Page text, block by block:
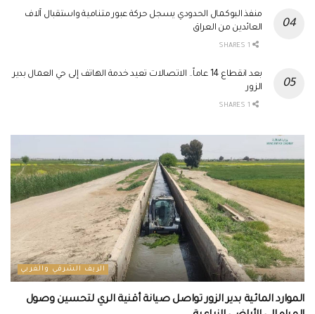
منفذ البوكمال الحدودي يسجل حركة عبور متنامية واستقبال آلاف
العائدين من العراق
بعد انقطاع 14 عاماً.. الاتصالات تعيد خدمة الهاتف إلى حي العمال بدير
الزور
الريف الشرقي والغربي
الموارد المائية بدير الزور تواصل صيانة أقنية الري لتحسين وصول